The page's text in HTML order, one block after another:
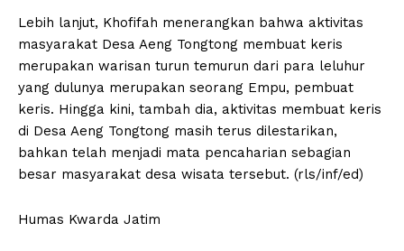
Lebih lanjut, Khofifah menerangkan bahwa aktivitas
masyarakat Desa Aeng Tongtong membuat keris
merupakan warisan turun temurun dari para leluhur
yang dulunya merupakan seorang Empu, pembuat
keris. Hingga kini, tambah dia, aktivitas membuat keris
di Desa Aeng Tongtong masih terus dilestarikan,
bahkan telah menjadi mata pencaharian sebagian
besar masyarakat desa wisata tersebut. (rls/inf/ed)
Humas Kwarda Jatim